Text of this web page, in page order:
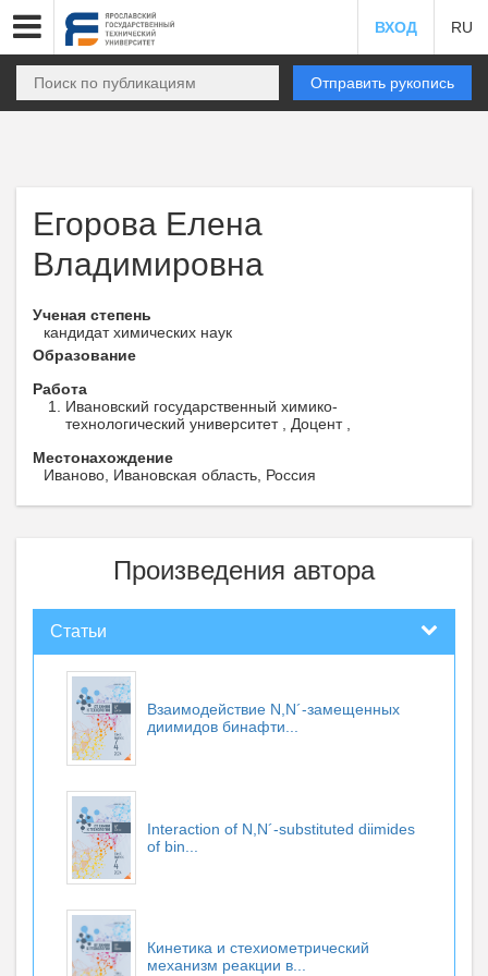
ВХОД RU
Отправить рукопись
Егорова Елена
Владимировна
Ученая степень
кандидат химических наук
Образование
Работа
Ивановский государственный химико-
технологический университет , Доцент ,
Местонахождение
Иваново, Ивановская область, Россия
Произведения автора
Статьи
Взаимодействие N,N´-замещенных
диимидов бинафти...
Interaction of N,N´-substituted diimides
of bin...
Кинетика и стехиометрический
механизм реакции в...